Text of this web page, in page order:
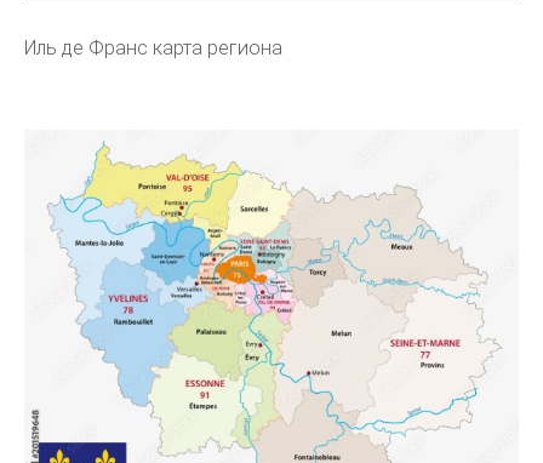
Иль де Франс карта региона